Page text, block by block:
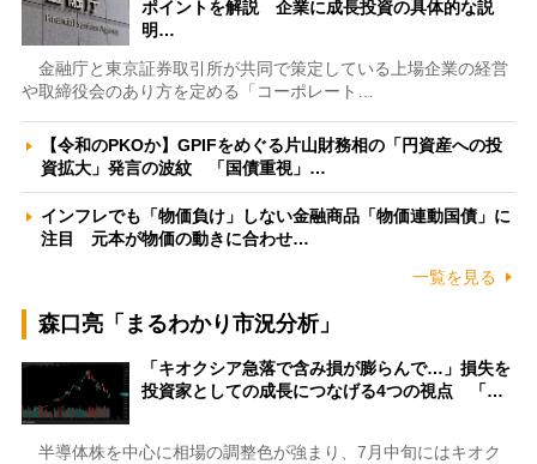
ポイントを解説 企業に成長投資の具体的な説
明…
金融庁と東京証券取引所が共同で策定している上場企業の経営
や取締役会のあり方を定める「コーポレート…
【令和のPKOか】GPIFをめぐる片山財務相の「円資産への投
資拡大」発言の波紋 「国債重視」…
インフレでも「物価負け」しない金融商品「物価連動国債」に
注目 元本が物価の動きに合わせ…
一覧を見る
森口亮「まるわかり市況分析」
「キオクシア急落で含み損が膨らんで…」損失を
投資家としての成長につなげる4つの視点 「…
半導体株を中心に相場の調整色が強まり、7月中旬にはキオク